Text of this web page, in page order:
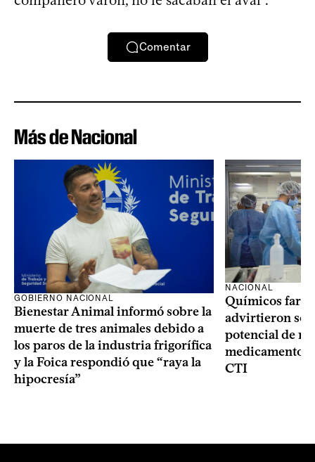
Comentar
Más de Nacional
GOBIERNO NACIONAL
Bienestar Animal informó sobre la
muerte de tres animales debido a
los paros de la industria frigorífica
y la Foica respondió que “raya la
hipocresía”
NACIONAL
Químicos
advirtieron
potencial de
medicamentos
CTI